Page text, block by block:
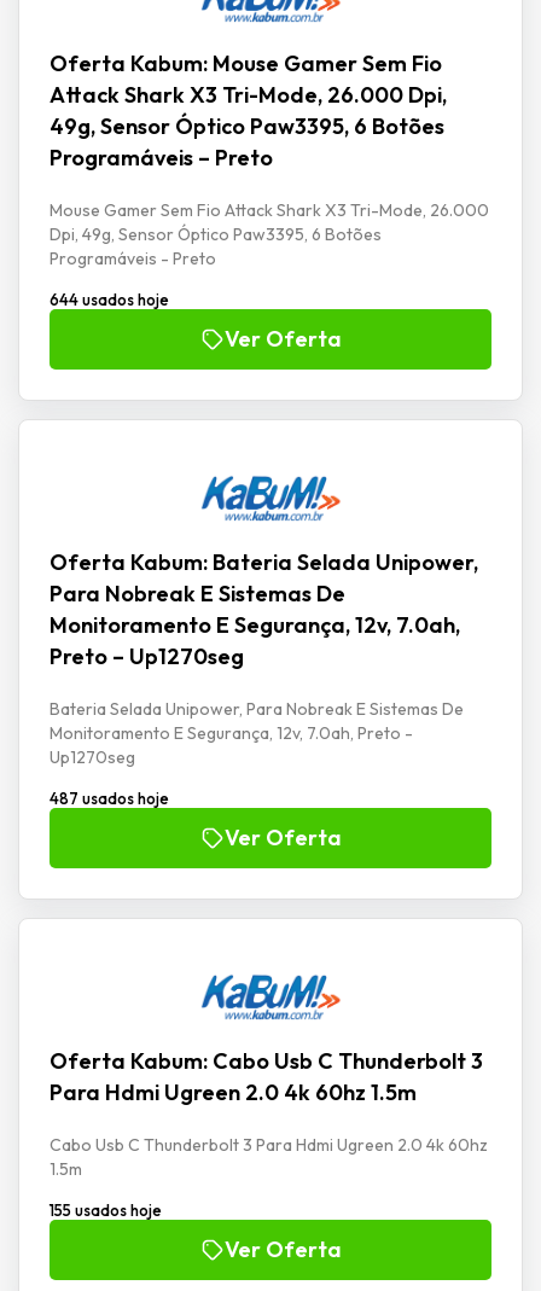
Oferta Kabum: Mouse Gamer Sem Fio
Attack Shark X3 Tri-Mode, 26.000 Dpi,
49g, Sensor Óptico Paw3395, 6 Botões
Programáveis – Preto
Mouse Gamer Sem Fio Attack Shark X3 Tri-Mode, 26.000
Dpi, 49g, Sensor Óptico Paw3395, 6 Botões
Programáveis - Preto
644 usados hoje
Ver Oferta
Oferta Kabum: Bateria Selada Unipower,
Para Nobreak E Sistemas De
Monitoramento E Segurança, 12v, 7.0ah,
Preto – Up1270seg
Bateria Selada Unipower, Para Nobreak E Sistemas De
Monitoramento E Segurança, 12v, 7.0ah, Preto -
Up1270seg
487 usados hoje
Ver Oferta
Oferta Kabum: Cabo Usb C Thunderbolt 3
Para Hdmi Ugreen 2.0 4k 60hz 1.5m
Cabo Usb C Thunderbolt 3 Para Hdmi Ugreen 2.0 4k 60hz
1.5m
155 usados hoje
Ver Oferta